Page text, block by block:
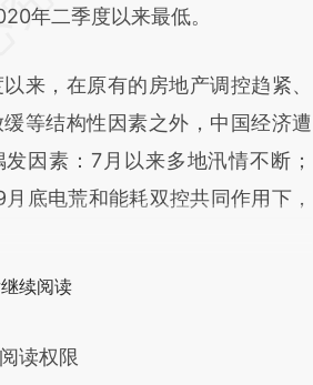
年二季度以来最低。
，在原有的房地产调控趋紧、
等结构性因素之外，中国经济遭
因素：7月以来多地汛情不断；
底电荒和能耗双控共同作用下，
续阅读
读权限